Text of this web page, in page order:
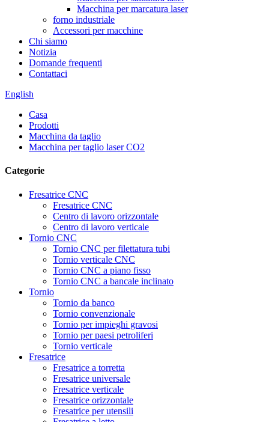
Macchina per marcatura laser
forno industriale
Accessori per macchine
Chi siamo
Notizia
Domande frequenti
Contattaci
English
Casa
Prodotti
Macchina da taglio
Macchina per taglio laser CO2
Categorie
Fresatrice CNC
Fresatrice CNC
Centro di lavoro orizzontale
Centro di lavoro verticale
Tornio CNC
Tornio CNC per filettatura tubi
Tornio verticale CNC
Tornio CNC a piano fisso
Tornio CNC a bancale inclinato
Tornio
Tornio da banco
Tornio convenzionale
Tornio per impieghi gravosi
Tornio per paesi petroliferi
Tornio verticale
Fresatrice
Fresatrice a torretta
Fresatrice universale
Fresatrice verticale
Fresatrice orizzontale
Fresatrice per utensili